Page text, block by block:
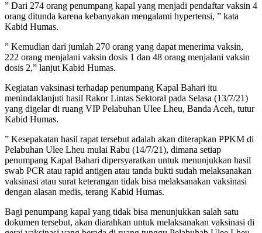
” Dari 274 orang penumpang kapal yang menjadi pendaftar vaksin 4
orang ditunda karena kebanyakan mengalami hypertensi, ” kata
Kabid Humas.
” Kemudian dari jumlah 270 orang yang dapat menerima vaksin,
222 orang menjalani vaksin dosis 1 dan 48 orang menjalani vaksin
dosis 2,” lanjut Kabid Humas.
Kegiatan vaksinasi terhadap penumpang Kapal Bahari itu
menindaklanjuti hasil Rakor Lintas Sektoral pada Selasa (13/7/21)
yang digelar di ruang VIP Pelabuhan Ulee Lheu, Banda Aceh, tutur
Kabid Humas.
” Kesepakatan hasil rapat tersebut adalah akan diterapkan PPKM di
Pelabuhan Ulee Lheu mulai Rabu (14/7/21), dimana setiap
penumpang Kapal Bahari dipersyaratkan untuk menunjukkan hasil
swab PCR atau rapid antigen atau tanda bukti sudah melaksanakan
vaksinasi atau surat keterangan tidak bisa melaksanakan vaksinasi
dengan alasan medis, terang Kabid Humas.
Bagi penumpang kapal yang tidak bisa menunjukkan salah satu
dokumen tersebut, akan diarahkan untuk melaksanakan vaksinasi di